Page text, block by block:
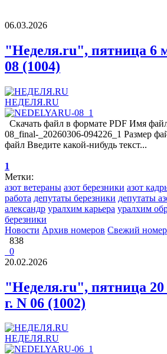
06.03.2026
"Неделя.ru", пятница 6
08 (1004)
НЕДЕЛЯ.RU
Скачать файл в формате PDF Имя
08_final-_20260306-094226_1 Размер
файл Введите какой-нибудь текст...
1
Метки:
азот ветераны азот березники азот
работа депутаты березники депутаты
александр уралхим карьера уралхим
березники
Новости Архив номеров Свежий номер
838
0
20.02.2026
"Неделя.ru", пятница 20
г. N 06 (1002)
НЕДЕЛЯ.RU